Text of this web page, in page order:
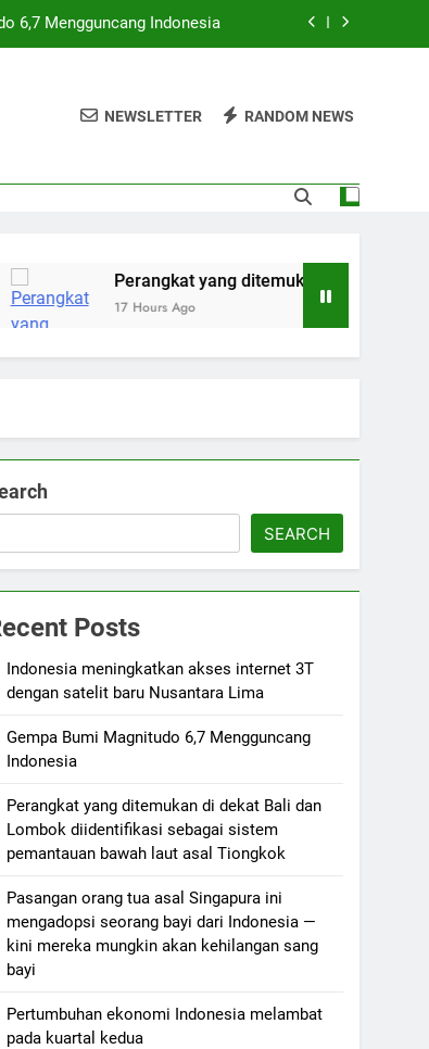
6,7 Mengguncang Indonesia
— kini mereka mungkin akan
asal Tiongkok
— kini mereka mungkin akan
NEWSLETTER RANDOM NEWS
Perangkat yang ditemukan di dekat Bali dan
17 Hours Ago
SEARCH
Posts
Indonesia meningkatkan akses internet 3T
dengan satelit baru Nusantara Lima
Gempa Bumi Magnitudo 6,7 Mengguncang
Indonesia
Perangkat yang ditemukan di dekat Bali dan
Lombok diidentifikasi sebagai sistem
pemantauan bawah laut asal Tiongkok
Pasangan orang tua asal Singapura ini
mengadopsi seorang bayi dari Indonesia —
kini mereka mungkin akan kehilangan sang
bayi
Pertumbuhan ekonomi Indonesia melambat
pada kuartal kedua